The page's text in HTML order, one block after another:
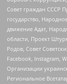
Совет граждан СССР
государство,
движение Адат,
области, Проект
Родов, Совет
Facebook, Instagram,
Организации
Региональное